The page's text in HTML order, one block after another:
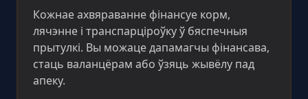
Кожнае ахвяраванне фінансуе корм,
лячэнне і транспарціроўку ў бяспечныя
прытулкі. Вы можаце дапамагчы фінансава,
стаць валанцёрам або ўзяць жывёлу пад
апеку.